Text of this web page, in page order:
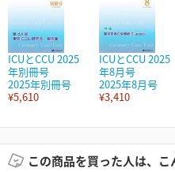
ICUとCCU 2025
年別冊号
2025年別冊号
¥5,610
ICUとCCU 2025
年8月号
2025年8月号
¥3,410
この商品を買った人は、こ